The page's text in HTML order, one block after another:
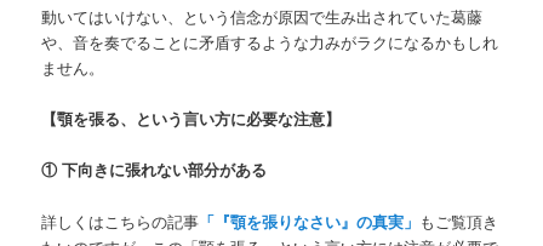
動いてはいけない、という信念が原因で生み出されていた葛藤
や、音を奏でることに矛盾するような力みがラクになるかもしれ
ません。
【顎を張る、という言い方に必要な注意】
① 下向きに張れない部分がある
詳しくはこちらの記事 「『顎を張りなさい』の真実」 もご覧頂き